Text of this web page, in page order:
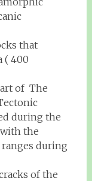
that
( 400
of The
during the
the
during
of the